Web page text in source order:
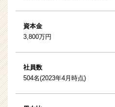
資本金
3,800万円
社員数
504名(2023年4月時点)